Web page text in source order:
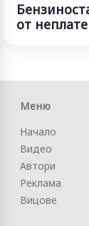
от
Меню
Начало
Видео
Автори
Реклама
Вицове